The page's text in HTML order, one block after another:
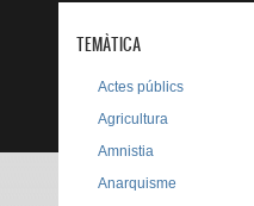
TEMÀTICA
Actes públics
Agricultura
Amnistia
Anarquisme